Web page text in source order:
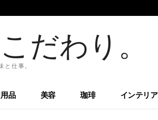
だわり。
と仕事。
用品 美容 珈琲 インテリア